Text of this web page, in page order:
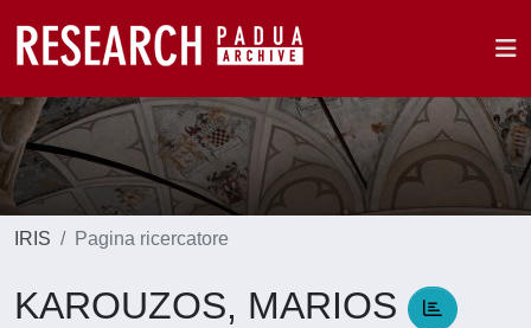
IRIS Pagina ricercatore
KAROUZOS, MARIOS